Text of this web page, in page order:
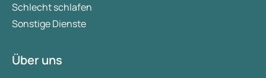
Schlecht schlafen
Sonstige Dienste
Über uns